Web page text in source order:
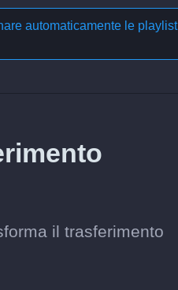
automaticamente le playlist
il trasferimento